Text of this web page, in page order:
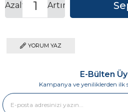
Artır
Azalt
YORUM YAZ
E-Bülten
Kampanya ve yeniliklerden ilk